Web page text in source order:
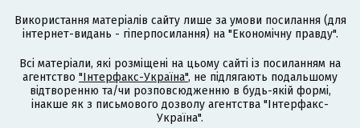
Використання матеріалів сайту лише за умови посилання (для
інтернет-видань - гіперпосилання) на "Економічну правду".
Всі матеріали, які розміщені на цьому сайті із посиланням на
агентство "Інтерфакс-Україна", не підлягають подальшому
відтворенню та/чи розповсюдженню в будь-якій формі,
інакше як з письмового дозволу агентства "Інтерфакс-
Україна".